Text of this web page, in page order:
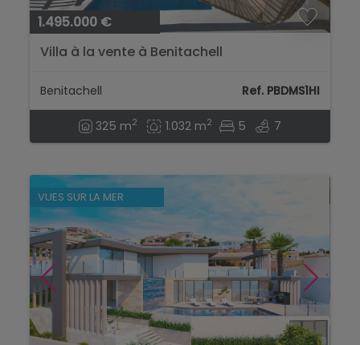
1.495.000 €
Villa à la vente à Benitachell
Benitachell Ref. PBDMS1HI
325 m2 1.032 m2 5 7
VUES SUR LA MER